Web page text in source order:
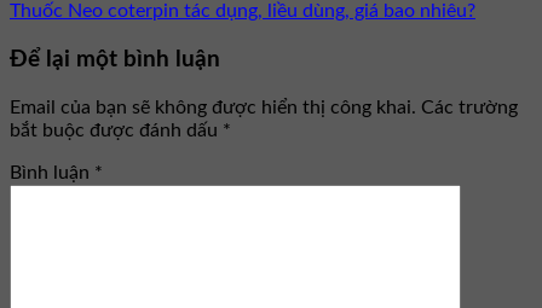
Thuốc Neo coterpin tác dụng, liều dùng, giá bao nhiêu?
Để lại một bình luận
Email của bạn sẽ không được hiển thị công khai. Các trường
bắt buộc được đánh dấu *
Bình luận *